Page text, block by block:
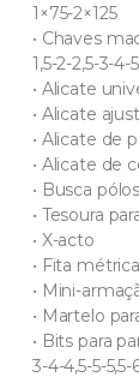
1×75-2×125
• Chaves
1,5-2-2,5-3-
• Alicate
• Alicate
• Alicate de
• Alicate de
• Busca
• Tesoura
• X-acto
• Fita
• Mini-
• Martelo
• Bits para
3-4-4,5-5-5,5-